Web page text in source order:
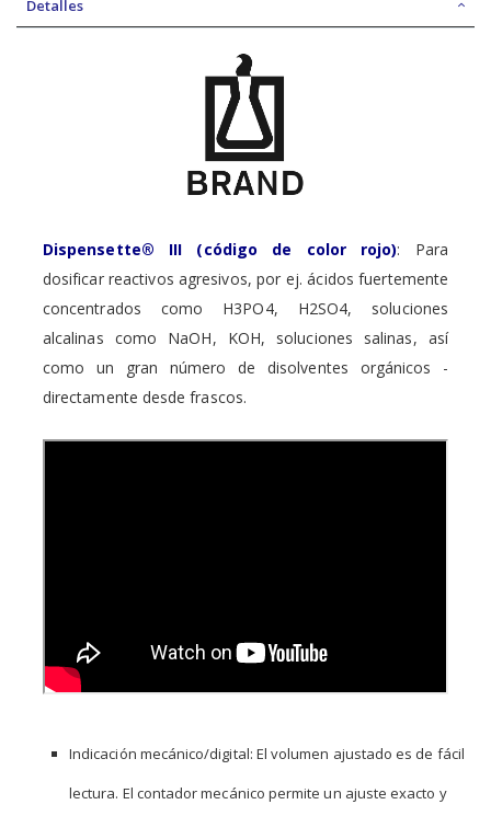
Detalles
Dispensette® III (código de color rojo): Para
dosificar reactivos agresivos, por ej. ácidos fuertemente
concentrados como H3PO4, H2SO4, soluciones
alcalinas como NaOH, KOH, soluciones salinas, así
como un gran número de disolventes orgánicos -
directamente desde frascos.
Indicación mecánico/digital: El volumen ajustado es de fácil
lectura. El contador mecánico permite un ajuste exacto y